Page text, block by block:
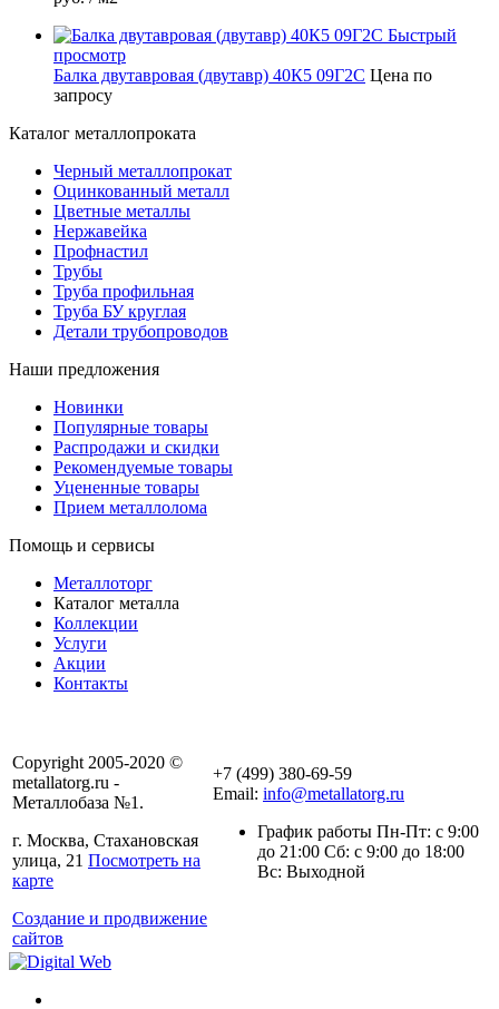
Быстрый
просмотр
Балка двутавровая (двутавр) 40К5 09Г2С Цена по
запросу
Каталог металлопроката
Черный металлопрокат
Оцинкованный металл
Цветные металлы
Нержавейка
Профнастил
Трубы
Труба профильная
Труба БУ круглая
Детали трубопроводов
Наши предложения
Новинки
Популярные товары
Распродажи и скидки
Рекомендуемые товары
Уцененные товары
Прием металлолома
Помощь и сервисы
Металлоторг
Каталог металла
Коллекции
Услуги
Акции
Контакты
Copyright 2005-2020 ©
metallatorg.ru -
Металлобаза №1.
г. Москва, Стахановская
улица, 21 Посмотреть на
карте
Создание и продвижение
сайтов
+7 (499) 380-69-59
Email: info@metallatorg.ru
График работы Пн-Пт: с 9:00
до 21:00 Сб: с 9:00 до 18:00
Вс: Выходной